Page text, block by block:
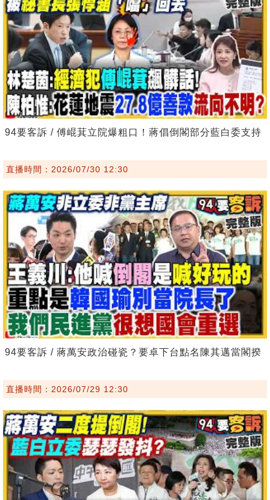
94要客訴 / 傅崐萁立院爆粗口！蔣倡倒閣部分藍白委支持
直播時間：2026/07/30 12:30
94要客訴 / 蔣萬安政治碰瓷？要卓下台點名陳其邁當閣揆
直播時間：2026/07/29 12:30